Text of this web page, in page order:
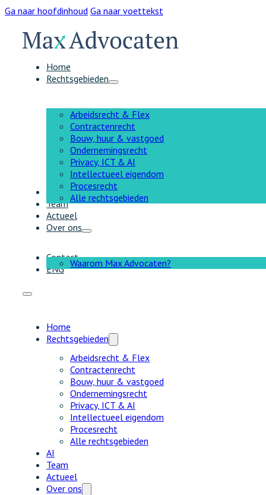
Ga naar hoofdinhoud Ga naar voettekst
Home
Rechtsgebieden
Arbeidsrecht & Flex
Contractenrecht
Bouw, huur & vastgoed
Ondernemingsrecht
Privacy, ICT & AI
Intellectueel eigendom
Procesrecht
Alle rechtsgebieden
Team
Actueel
Over ons
Waarom Max Advocaten?
Contact
ENG
Home
Rechtsgebieden
Arbeidsrecht & Flex
Contractenrecht
Bouw, huur & vastgoed
Ondernemingsrecht
Privacy, ICT & AI
Intellectueel eigendom
Procesrecht
Alle rechtsgebieden
AI
Team
Actueel
Over ons